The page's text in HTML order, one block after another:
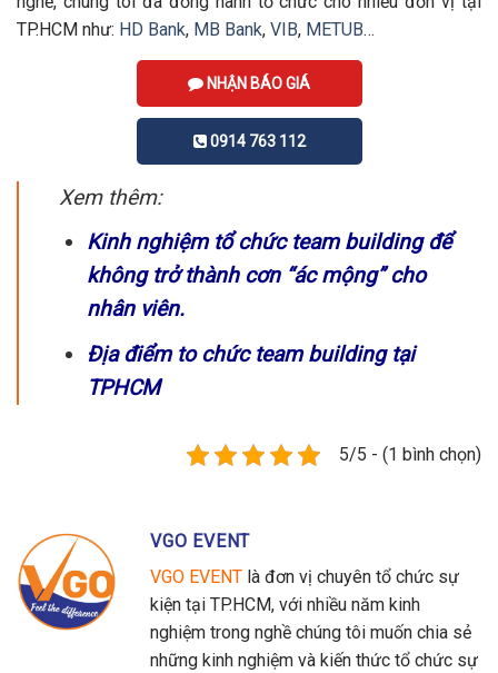
TP.HCM như: HD Bank, MB Bank, VIB, METUB…
NHẬN BÁO GIÁ
0914 763 112
Xem thêm:
Kinh nghiệm tổ chức team buildingđể
không trở thành cơn “ác mộng” cho
nhân viên.
Địa điểm to chức team building tại
TPHCM
5/5 - (1 bình chọn)
VGO EVENT
VGO EVENT là đơn vị chuyên tổ chức sự
kiện tại TP.HCM, với nhiều năm kinh
nghiệm trong nghề chúng tôi muốn chia sẻ
những kinh nghiệm và kiến thức tổ chức sự